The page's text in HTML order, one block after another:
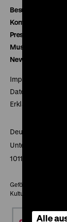
Besucherservice
Kontakt
Presse
Museumsverein
Newsletter
Impressum
Datenschutz
Erklärung digitale
Deutsches
Unter den Linden 2
10117 Berlin
Gefördert mit Mitteln
Kultur und Medien
Alle